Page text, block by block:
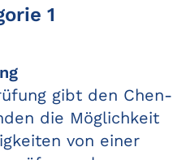
1
gibt den Chen-
die Möglichkeit
von einer